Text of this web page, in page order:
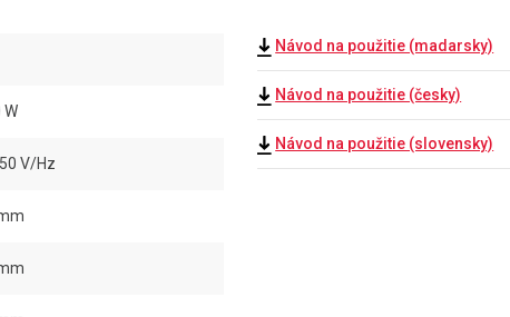
W
V/Hz
Návod na použitie (madarsky)
Návod na použitie (česky)
Návod na použitie (slovensky)